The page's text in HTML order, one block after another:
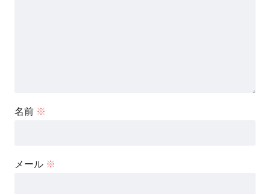
名前 ※
メール ※